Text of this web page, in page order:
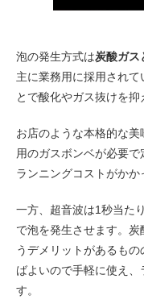
泡の発生方式は炭酸ガス
主に業務用に採用され
とで酸化やガス抜けを抑
お店のような本格的な
用のガスボンベが必要で
ランニングコストがかか
一方、超音波は1秒当た
で泡を発生させます。
うデメリットがあるも
ばよいので手軽に使え
す。